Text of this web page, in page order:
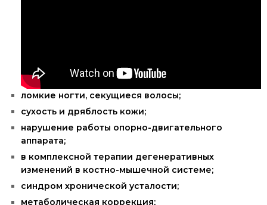
ломкие ногти, секущиеся волосы;
сухость и дряблость кожи;
нарушение работы опорно-двигательного
аппарата;
в комплексной терапии дегенеративных
изменений в костно-мышечной системе;
синдром хронической усталости;
метаболическая коррекция;